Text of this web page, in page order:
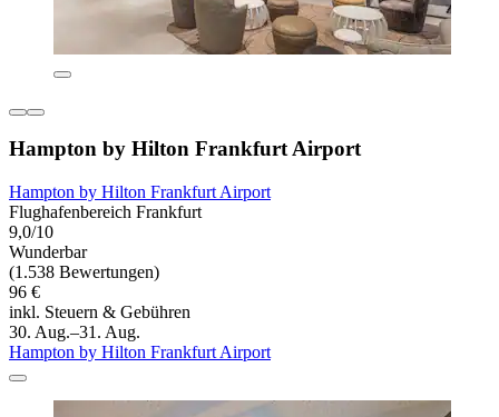
Hampton by Hilton Frankfurt Airport
Hampton by Hilton Frankfurt Airport
Flughafenbereich Frankfurt
9,0/10
Wunderbar
(1.538 Bewertungen)
96 €
inkl. Steuern & Gebühren
30. Aug.–31. Aug.
Hampton by Hilton Frankfurt Airport